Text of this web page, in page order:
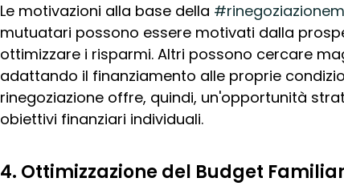
Le motivazioni alla base della
mutuatari possono essere motivati dalla
ottimizzare i risparmi. Altri possono cercare
adattando il finanziamento alle proprie
rinegoziazione offre, quindi, un'opportunità
obiettivi finanziari individuali.
4. Ottimizzazione del Budget